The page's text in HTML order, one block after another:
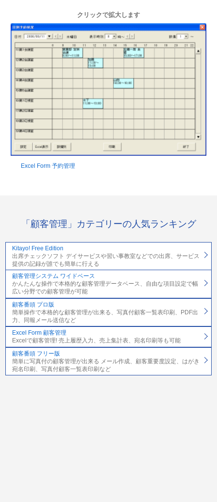
クリックで拡大します
Excel Form 予約管理
「顧客管理」カテゴリーの人気ランキング
Kitayo! Free Edition
出席チェックソフト デイサービスや習い事教室などでの出席、サービス
提供の記録が誰でも簡単に行える
顧客管理システム ワイドベース
かんたんな操作で本格的な顧客管理データベース、自由な項目設定で幅
広い分野での顧客管理が可能
顧客番頭 プロ版
簡単操作で本格的な顧客管理が出来る、写真付顧客一覧表印刷、PDF出
力、同報メール送信など
Excel Form 顧客管理
Excelで顧客管理! 売上履歴入力、売上集計表、宛名印刷等も可能
顧客番頭 フリー版
簡単に写真付の顧客管理が出来る メール作成、顧客重要度設定、はがき
宛名印刷、写真付顧客一覧表印刷など